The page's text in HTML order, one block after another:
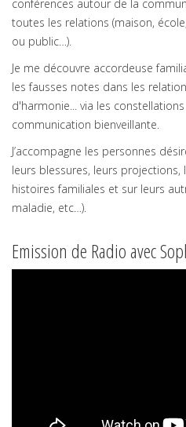
conférences autour de la
toutes les relations (maison,
ou public…).
Je me découvre accordeuse
les fausses notes dans les
d'harmonie... via les
communication bienveillante.
J’accompagne les personnes
leurs blessures, leurs projections,
histoires familiales et sur leurs
maladie, etc…).
Emission de Radio avec